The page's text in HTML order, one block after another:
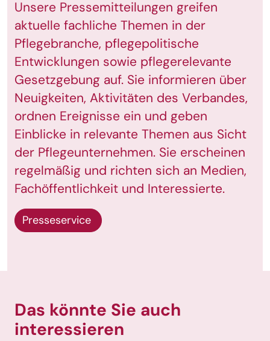
Unsere Pressemitteilungen greifen
aktuelle fachliche Themen in der
Pflegebranche, pflegepolitische
Entwicklungen sowie pflegerelevante
Gesetzgebung auf. Sie informieren über
Neuigkeiten, Aktivitäten des Verbandes,
ordnen Ereignisse ein und geben
Einblicke in relevante Themen aus Sicht
der Pflegeunternehmen. Sie erscheinen
regelmäßig und richten sich an Medien,
Fachöffentlichkeit und Interessierte.
Presseservice
Das könnte Sie auch
interessieren